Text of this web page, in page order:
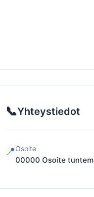
📞Yhteystiedot
📍Osoite
00000 Osoite